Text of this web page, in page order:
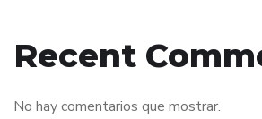
Recent
No hay comentarios que mostrar.